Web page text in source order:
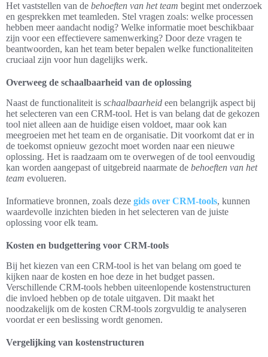
Het vaststellen van de behoeften van het team begint met onderzoek
en gesprekken met teamleden. Stel vragen zoals: welke processen
hebben meer aandacht nodig? Welke informatie moet beschikbaar
zijn voor een effectievere samenwerking? Door deze vragen te
beantwoorden, kan het team beter bepalen welke functionaliteiten
cruciaal zijn voor hun dagelijks werk.
Overweeg de schaalbaarheid van de oplossing
Naast de functionaliteit is schaalbaarheid een belangrijk aspect bij
het selecteren van een CRM-tool. Het is van belang dat de gekozen
tool niet alleen aan de huidige eisen voldoet, maar ook kan
meegroeien met het team en de organisatie. Dit voorkomt dat er in
de toekomst opnieuw gezocht moet worden naar een nieuwe
oplossing. Het is raadzaam om te overwegen of de tool eenvoudig
kan worden aangepast of uitgebreid naarmate de behoeften van het
team evolueren.
Informatieve bronnen, zoals deze gids over CRM-tools, kunnen
waardevolle inzichten bieden in het selecteren van de juiste
oplossing voor elk team.
Kosten en budgettering voor CRM-tools
Bij het kiezen van een CRM-tool is het van belang om goed te
kijken naar de kosten en hoe deze in het budget passen.
Verschillende CRM-tools hebben uiteenlopende kostenstructuren
die invloed hebben op de totale uitgaven. Dit maakt het
noodzakelijk om de kosten CRM-tools zorgvuldig te analyseren
voordat er een beslissing wordt genomen.
Vergelijking van kostenstructuren